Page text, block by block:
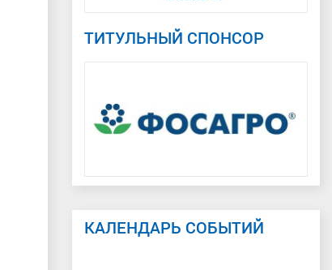
ТИТУЛЬНЫЙ СПОНСОР
КАЛЕНДАРЬ СОБЫТИЙ